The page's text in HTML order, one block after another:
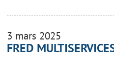
3 mars 2025
FRED